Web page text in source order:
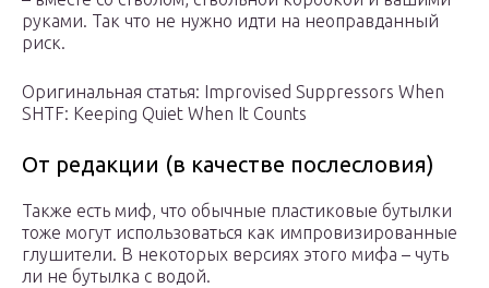
руками. Так что не нужно идти на неоправданный
риск.
Оригинальная статья: Improvised Suppressors When
SHTF: Keeping Quiet When It Counts
От редакции (в качестве послесловия)
Также есть миф, что обычные пластиковые бутылки
тоже могут использоваться как импровизированные
глушители. В некоторых версиях этого мифа – чуть
ли не бутылка с водой.